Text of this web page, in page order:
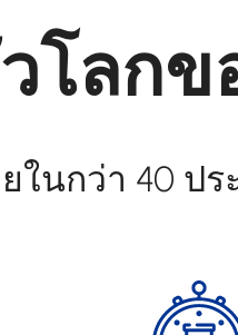
โลกข
ในกว่า 40 ป